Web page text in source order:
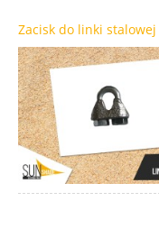
Zacisk do linki stalowej